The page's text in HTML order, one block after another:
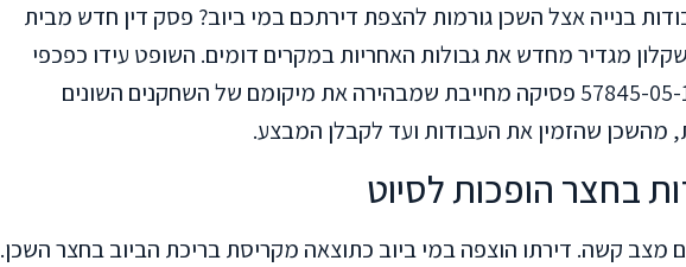
בנייה אצל השכן גורמות להצפת דירתכם במי ביוב? פסק דין חדש מבית
מגדיר מחדש את גבולות האחריות במקרים דומים. השופט עידו כפכפי
קבע בתיק ת"א 57845-05-12 פסיקה מחייבת שמבהירה את מיקומם של השחקנים השונים
מהשכן שהזמין את העבודות ועד לקבלן המבצע.
בחצר הופכות לסיוט
מצב קשה. דירתו הוצפה במי ביוב כתוצאה מקריסת בריכת הביוב בחצר השכן.